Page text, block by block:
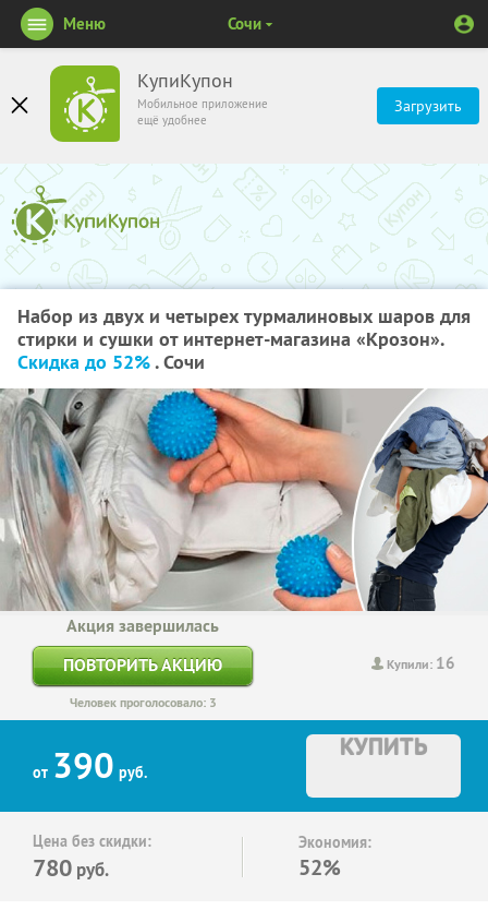
КупиКупон
Мобильное приложение
ещё удобнее
Загрузить
Меню Сочи
Набор из двух и четырех турмалиновых шаров для
стирки и сушки от интернет-магазина «Крозон».
Скидка до 52%. Сочи
Купили: 16
Акция завершилась
ПОВТОРИТЬ АКЦИЮ
Человек проголосовало: 3
от 390 руб.
КУПИТЬ
Цена без скидки:
780 руб.
Экономия:
52%